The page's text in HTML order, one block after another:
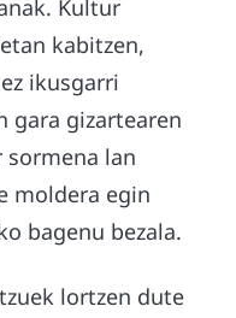
Kultur
kabitzen,
ikusgarri
gara gizartearen
lan
moldera egin
bagenu bezala.
lortzen dute